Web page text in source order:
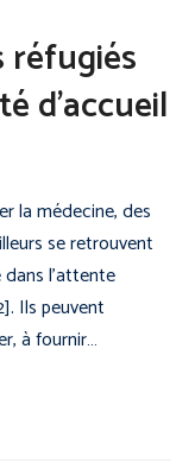
d’accueil
la médecine, des
se retrouvent
l’attente
Ils peuvent
à fournir…